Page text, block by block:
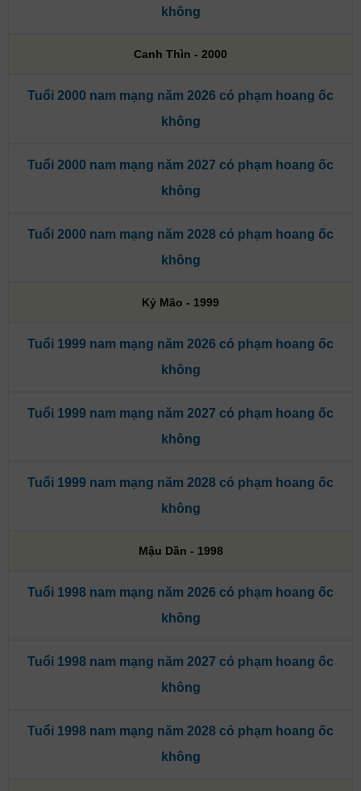
không
Canh Thìn - 2000
Tuổi 2000 nam mạng năm 2026 có phạm hoang ốc
không
Tuổi 2000 nam mạng năm 2027 có phạm hoang ốc
không
Tuổi 2000 nam mạng năm 2028 có phạm hoang ốc
không
Kỷ Mão - 1999
Tuổi 1999 nam mạng năm 2026 có phạm hoang ốc
không
Tuổi 1999 nam mạng năm 2027 có phạm hoang ốc
không
Tuổi 1999 nam mạng năm 2028 có phạm hoang ốc
không
Mậu Dần - 1998
Tuổi 1998 nam mạng năm 2026 có phạm hoang ốc
không
Tuổi 1998 nam mạng năm 2027 có phạm hoang ốc
không
Tuổi 1998 nam mạng năm 2028 có phạm hoang ốc
không